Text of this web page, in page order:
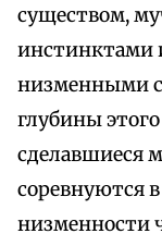
существом,
инстинктами
низменными
глубины
сделавшиеся
соревнуются
низменности